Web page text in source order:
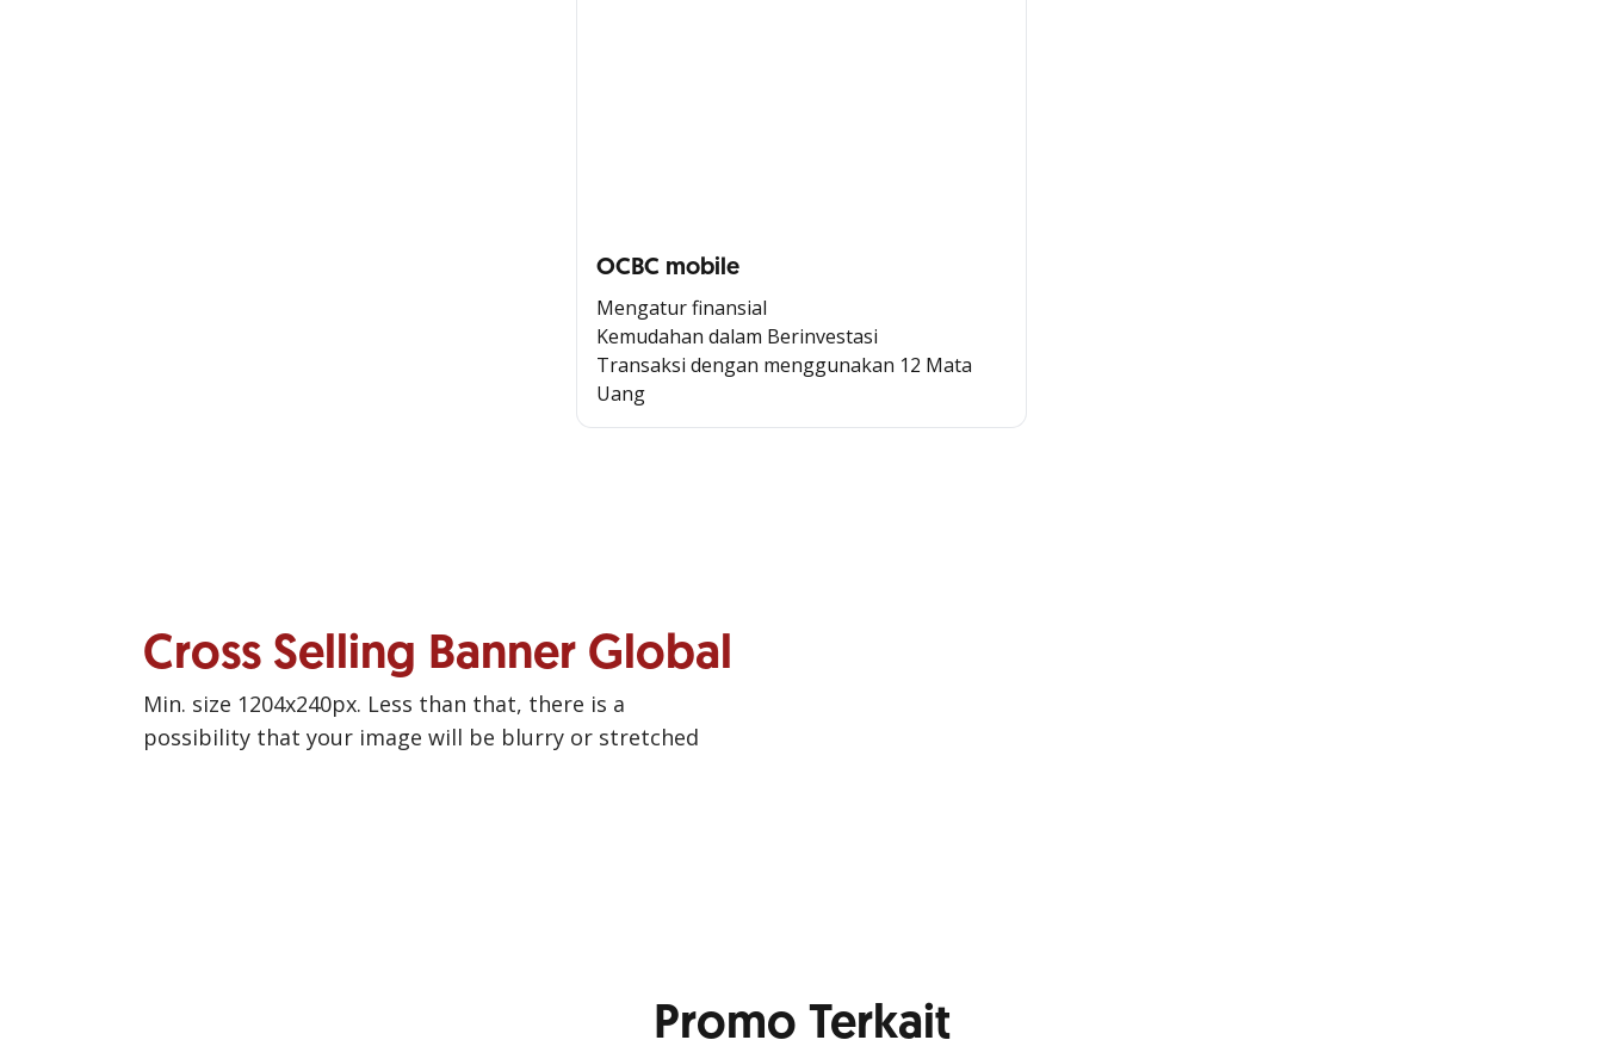
OCBC mobile
Mengatur finansial
Kemudahan dalam Berinvestasi
Transaksi dengan menggunakan 12 Mata
Uang
Cross Selling Banner Global
Min. size 1204x240px. Less than that, there is a
possibility that your image will be blurry or stretched
Promo Terkait